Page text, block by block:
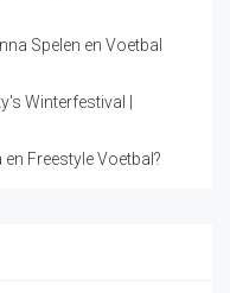
Spelen en Voetbal
Winterfestival |
Freestyle Voetbal?